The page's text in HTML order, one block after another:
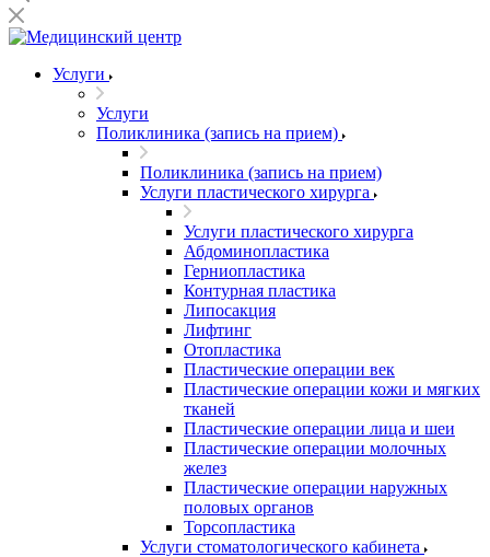
Услуги
Услуги
Поликлиника (запись на прием)
Поликлиника (запись на прием)
Услуги пластического хирурга
Услуги пластического хирурга
Абдоминопластика
Герниопластика
Контурная пластика
Липосакция
Лифтинг
Отопластика
Пластические операции век
Пластические операции кожи и мягких
тканей
Пластические операции лица и шеи
Пластические операции молочных
желез
Пластические операции наружных
половых органов
Торсопластика
Услуги стоматологического кабинета